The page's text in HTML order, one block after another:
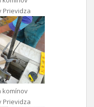
Prievidza
komínov
Prievidza